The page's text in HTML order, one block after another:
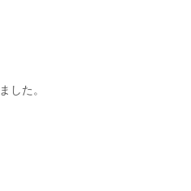
した。